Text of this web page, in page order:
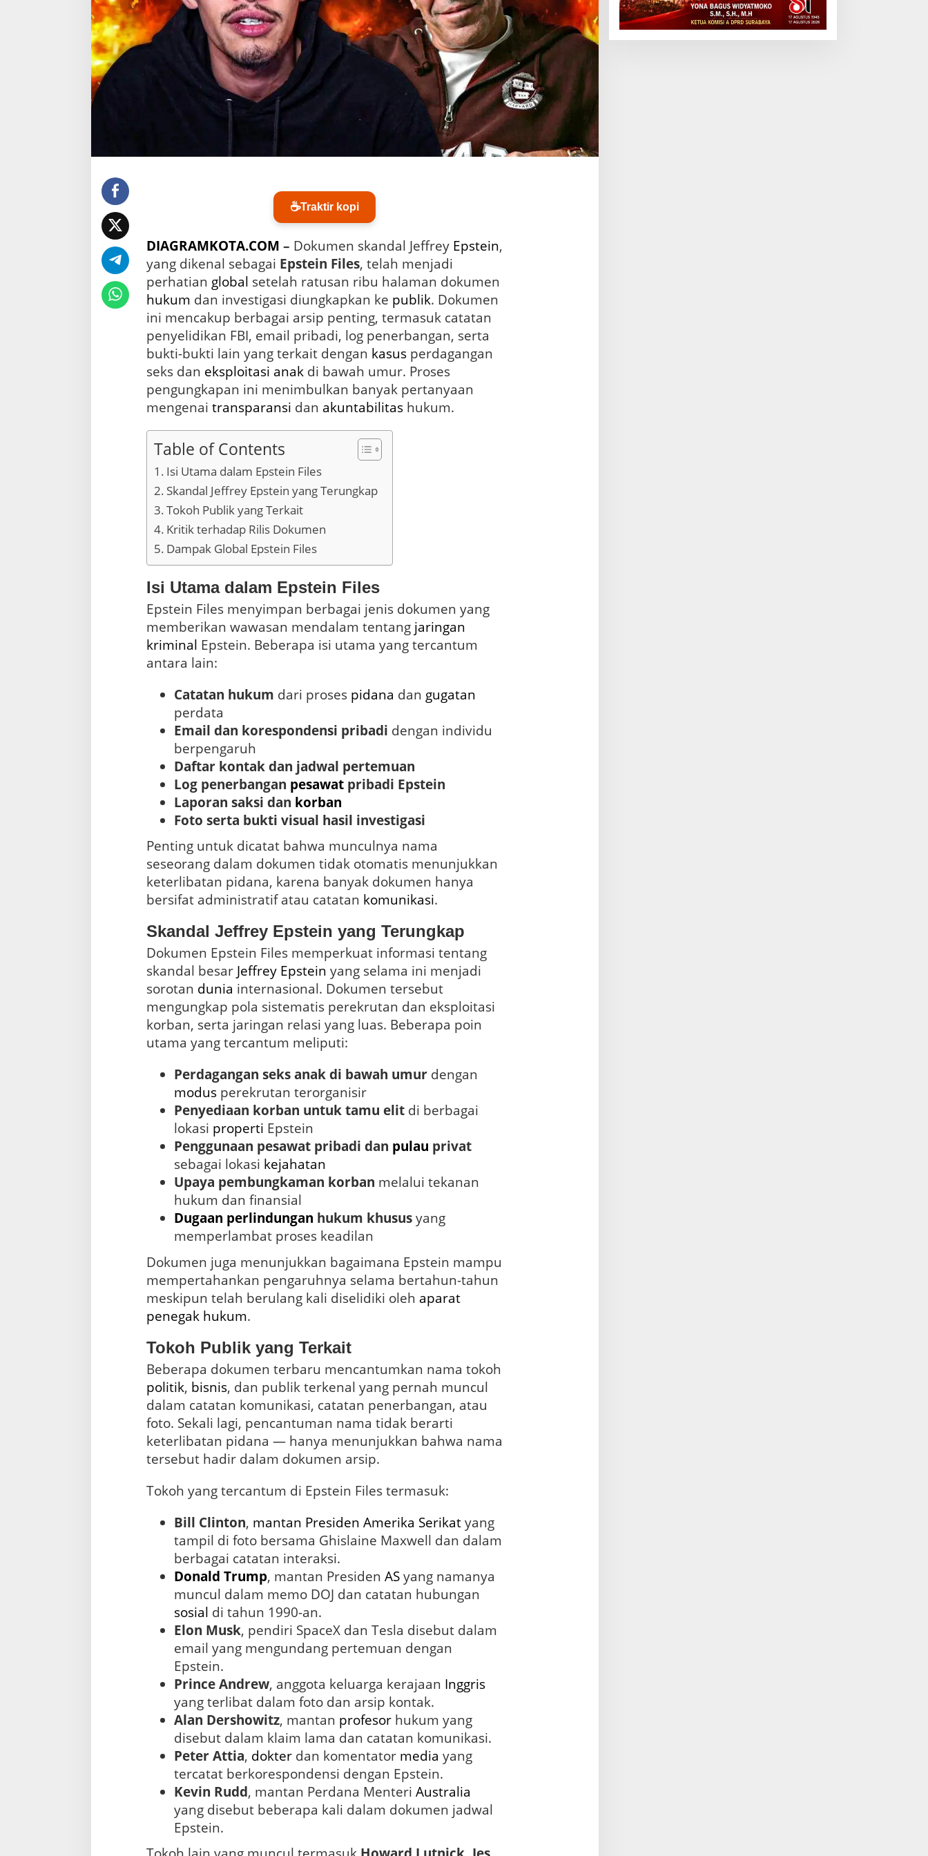
S
k
a
n
d
a
J
e
n
:
T
a
n
s
p
a
r
a
n
s
i
a
t
u
P
n
y
s
r
a
?
☕
DIAGRAMKOTA.COM – Dokumen skandal Jeffrey Epstein,
yang dikenal sebagai Epstein Files, telah menjadi
perhatian global
hukum dan investigasi diungkapkan ke publik. Dokumen
ini mencakup berbagai arsip penting, termasuk catatan
penyelidikan FBI, email pribadi, log penerbangan, serta
bukti-bukti lain yang terkait dengan kasusperdagangan
seks dan eksploitasi anakdi bawah umur. Proses
pengungkapan ini menimbulkan banyak pertanyaan
mengenai transparansi dan akuntabilitashukum.
Table of Contents
Isi Utama dalam Epstein Files
Skandal Jeffrey Epstein yang Terungkap
Tokoh Publik yang Terkait
Kritik terhadap Rilis Dokumen
Dampak Global Epstein Files
Isi Utama dalam Epstein Files
Epstein Files menyimpan berbagai jenis dokumen yang
memberikan wawasan mendalam tentang jaringan
kriminal Epstein. Beberapa isi utama yang tercantum
antara lain:
Catatan hukum dari proses pidana dan gugatan
perdata
Email dan korespondensi pribadi dengan individu
berpengaruh
Daftar kontak dan jadwal pertemuan
Log penerbangan pesawatpribadi Epstein
Laporan saksi dan korban
Foto serta bukti visual hasil investigasi
Penting untuk dicatat bahwa munculnya nama
seseorang dalam dokumen tidak otomatis menunjukkan
keterlibatan pidana, karena banyak dokumen hanya
bersifat administratif atau catatan komunikasi.
Skandal Jeffrey Epstein yang Terungkap
Dokumen Epstein Files memperkuat informasi tentang
skandal besar Jeffrey Epstein yang selama ini menjadi
sorotan dunia internasional. Dokumen tersebut
mengungkap pola sistematis perekrutan dan eksploitasi
korban, serta jaringan relasi yang luas. Beberapa poin
utama yang tercantum meliputi:
Perdagangan seks anak di bawah umur
modusperekrutan terorganisir
Penyediaan korban untuk tamu elitdi berbagai
lokasi properti Epstein
Penggunaan pesawat pribadi dan pulau privat
sebagai lokasi kejahatan
Upaya pembungkaman korban melalui tekanan
hukum dan finansial
Dugaan perlindungan hukum khususyang
memperlambat proses keadilan
Dokumen juga menunjukkan bagaimana Epstein mampu
mempertahankan pengaruhnya selama bertahun-tahun
meskipun telah berulang kali diselidiki oleh aparat
penegak hukum.
Tokoh Publik yang Terkait
politik, bisnis, dan publik terkenal yang pernah muncul
dalam catatan komunikasi, catatan penerbangan, atau
foto. Sekali lagi, pencantuman nama tidak berarti
keterlibatan pidana — hanya menunjukkan bahwa nama
tersebut hadir dalam dokumen arsip.
Tokoh yang tercantum di Epstein Files termasuk:
Bill Clinton, mantan Presiden Amerika Serikatyang
tampil di foto bersama Ghislaine Maxwell dan dalam
berbagai catatan interaksi.
Donald Trump, mantan Presiden ASyang namanya
sosial di tahun 1990-an.
Elon Musk, pendiri SpaceX dan Tesla disebut dalam
email yang mengundang pertemuan dengan
Epstein.
Prince Andrew, anggota keluarga kerajaan Inggris
yang terlibat dalam foto dan arsip kontak.
Alan Dershowitz, mantan profesorhukum yang
disebut dalam klaim lama dan catatan komunikasi.
Peter Attia, dokterdan komentator media yang
tercatat berkorespondensi dengan Epstein.
Kevin Rudd, mantan Perdana Menteri Australia
yang disebut beberapa kali dalam dokumen jadwal
Epstein.